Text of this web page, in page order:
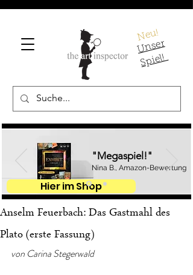
Neu!
U
ns
er
S
pi
el!
"Megaspiel!"
Nina B., Amazon-Bewertung
Hier im Shop
Anselm Feuerbach: Das Gastmahl des
Plato (erste Fassung)
von Carina Stegerwald